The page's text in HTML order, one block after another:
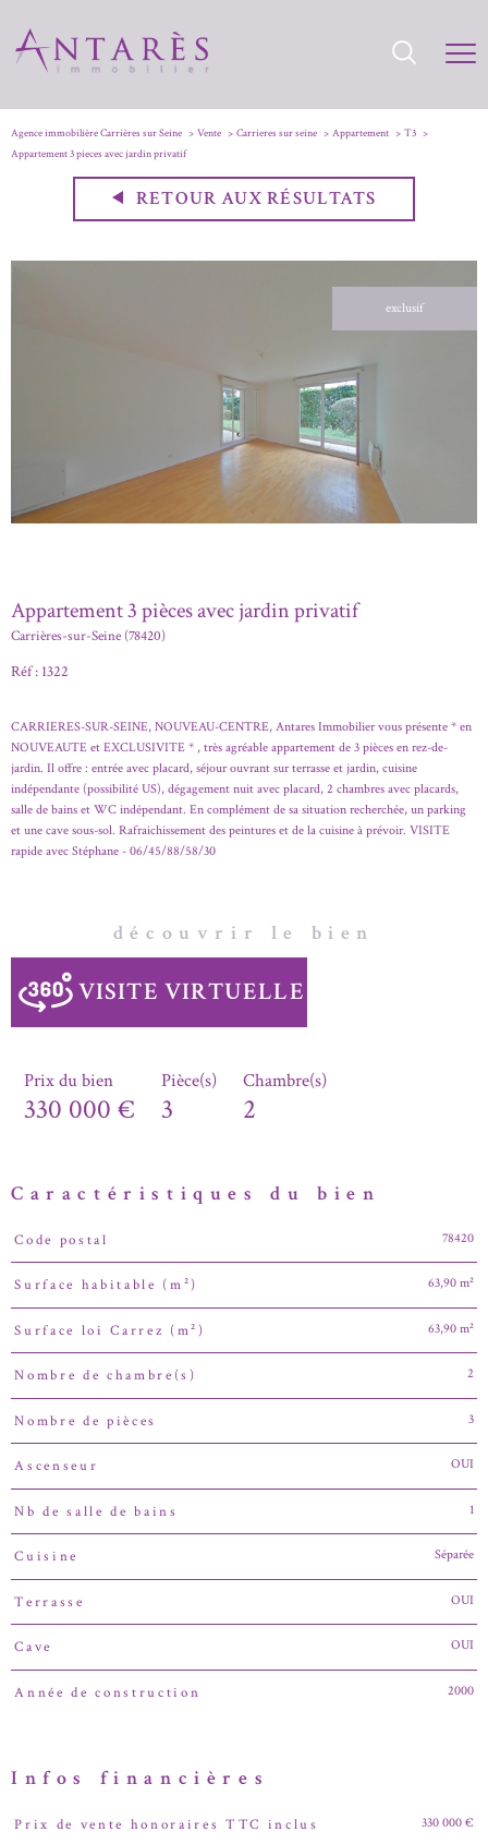
Agence immobilière Carrières sur Seine Vente Carrieres sur seine Appartement
T3
Appartement 3 pieces avec jardin privatif
RETOUR AUX RÉSULTATS
exclusif
Appartement 3 pièces avec jardin privatif
Carrières-sur-Seine (78420)
Réf : 1322
CARRIERES-SUR-SEINE, NOUVEAU-CENTRE, Antares Immobilier vous présente * en
NOUVEAUTE et EXCLUSIVITE * , très agréable appartement de 3 pièces en rez-de-
jardin. Il offre : entrée avec placard, séjour ouvrant sur terrasse et jardin, cuisine
indépendante (possibilité US), dégagement nuit avec placard, 2 chambres avec placards,
salle de bains et WC indépendant. En complément de sa situation recherchée, un parking
et une cave sous-sol. Rafraichissement des peintures et de la cuisine à prévoir. VISITE
rapide avec Stéphane - 06/45/88/58/30
découvrir le bien
VISITE VIRTUELLE
Prix du bien
330 000 €
Pièce(s)
3
Chambre(s)
2
Caractéristiques du bien
Caractéristiques Valeurs
Code postal 78420
Surface habitable (m²) 63,90 m²
Surface loi Carrez (m²) 63,90 m²
Nombre de chambre(s) 2
Nombre de pièces 3
Ascenseur OUI
Nb de salle de bains 1
Cuisine Séparée
Terrasse OUI
Cave OUI
Année de construction 2000
Infos financières
Caractéristiques Valeurs
Prix de vente honoraires TTC inclus 330 000 €